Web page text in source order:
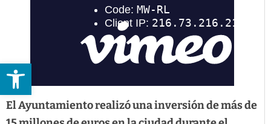
Abrir barra de herramientas
El Ayuntamiento realizó una inversión de más de